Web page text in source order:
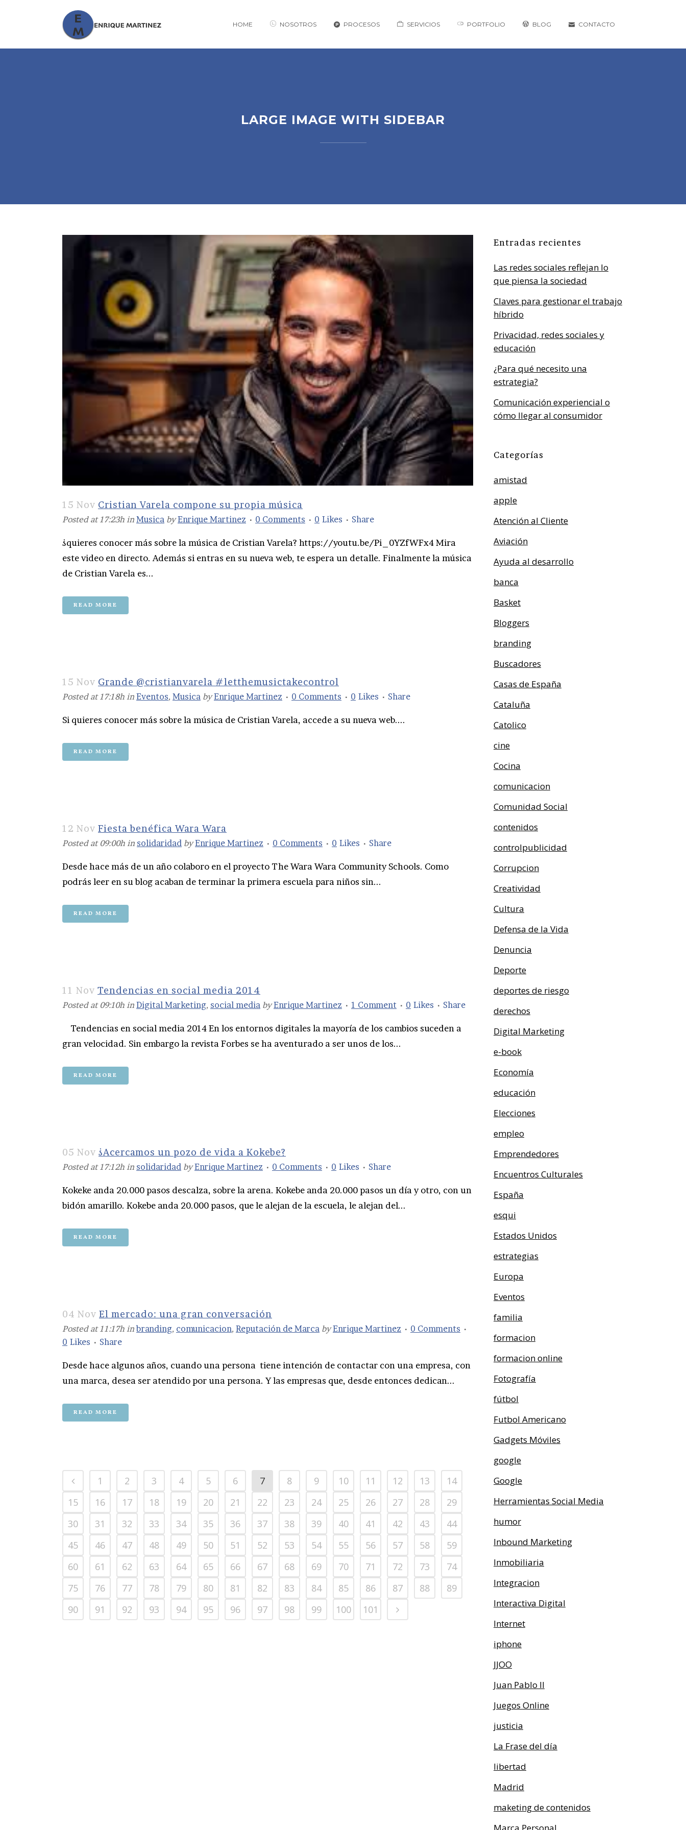
HOME NOSOTROS PROCESOS SERVICIOS PORTFOLIO BLOG CONTACTO
LARGE IMAGE WITH SIDEBAR
15 Nov Cristian Varela compone su propia música
Posted at 17:23h in Musica byEnrique Martinez 0 Comments 0 Likes Share
¿quieres conocer más sobre la música de Cristian Varela? https://youtu.be/Pi_0YZfWFx4 Mira
este video en directo. Además si entras en su nueva web, te espera un detalle. Finalmente la música
de Cristian Varela es...
READ MORE
15 Nov Grande @cristianvarela #letthemusictakecontrol
Posted at 17:18h in Eventos, Musica byEnrique Martinez 0 Comments 0 Likes Share
Si quieres conocer más sobre la música de Cristian Varela, accede a su nueva web....
READ MORE
12 Nov Fiesta benéfica Wara Wara
Posted at 09:00h in solidaridad byEnrique Martinez 0 Comments 0 Likes Share
Desde hace más de un año colaboro en el proyecto The Wara Wara Community Schools. Como
podrás leer en su blog acaban de terminar la primera escuela para niños sin...
READ MORE
11 Nov Tendencias en social media 2014
Posted at 09:10h in Digital Marketing, social media byEnrique Martinez 1 Comment 0 Likes Share
Tendencias en social media 2014 En los entornos digitales la mayoría de los cambios suceden a
gran velocidad. Sin embargo la revista Forbes se ha aventurado a ser unos de los...
READ MORE
05 Nov ¿Acercamos un pozo de vida a Kokebe?
Posted at 17:12h in solidaridad byEnrique Martinez 0 Comments 0 Likes Share
Kokeke anda 20.000 pasos descalza, sobre la arena. Kokebe anda 20.000 pasos un día y otro, con un
bidón amarillo. Kokebe anda 20.000 pasos, que le alejan de la escuela, le alejan del...
READ MORE
04 Nov El mercado: una gran conversación
Posted at 11:17h inbranding, comunicacion, Reputación de Marca byEnrique Martinez
0 Comments
0 Likes Share
Desde hace algunos años, cuando una persona tiene intención de contactar con una empresa, con
una marca, desea ser atendido por una persona. Y las empresas que, desde entonces dedican...
READ MORE
1 2 3 4 5 6 7 8 9 10 11 12 13
14
15
16 17 18 19 20 21 22 23 24 25 26 27 28
29
30
31 32 33 34 35 36 37 38 39 40 41 42 43
44
45
46 47 48 49 50 51 52 53 54 55 56 57 58
59
60
61 62 63 64 65 66 67 68 69 70 71 72 73
74
75
76 77 78 79 80 81 82 83 84 85 86 87 88
89
90
91 92 93 94 95 96 97 98 99 100 101
Entradas recientes
Las redes sociales reflejan lo
que piensa la sociedad
Claves para gestionar el trabajo
híbrido
Privacidad, redes sociales y
educación
¿Para qué necesito una
estrategia?
Comunicación experiencial o
cómo llegar al consumidor
Categorías
amistad
apple
Atención al Cliente
Aviación
Ayuda al desarrollo
banca
Basket
Bloggers
branding
Buscadores
Casas de España
Cataluña
Catolico
cine
Cocina
comunicacion
Comunidad Social
contenidos
controlpublicidad
Corrupcion
Creatividad
Cultura
Defensa de la Vida
Denuncia
Deporte
deportes de riesgo
derechos
Digital Marketing
e-book
Economía
educación
Elecciones
empleo
Emprendedores
Encuentros Culturales
España
esqui
Estados Unidos
estrategias
Europa
Eventos
familia
formacion
formacion online
Fotografía
fútbol
Futbol Americano
Gadgets Móviles
google
Google
Herramientas Social Media
humor
Inbound Marketing
Inmobiliaria
Integracion
Interactiva Digital
Internet
iphone
JJOO
Juan Pablo II
Juegos Online
justicia
La Frase del día
libertad
Madrid
maketing de contenidos